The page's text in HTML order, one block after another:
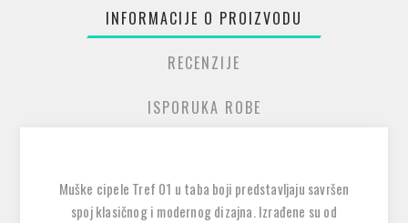
INFORMACIJE O PROIZVODU
RECENZIJE
ISPORUKA ROBE
Muške cipele Tref 01 u taba boji predstavljaju savršen
spoj klasičnog i modernog dizajna. Izrađene su od